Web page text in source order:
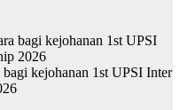
kejohanan 1st UPSI Inter